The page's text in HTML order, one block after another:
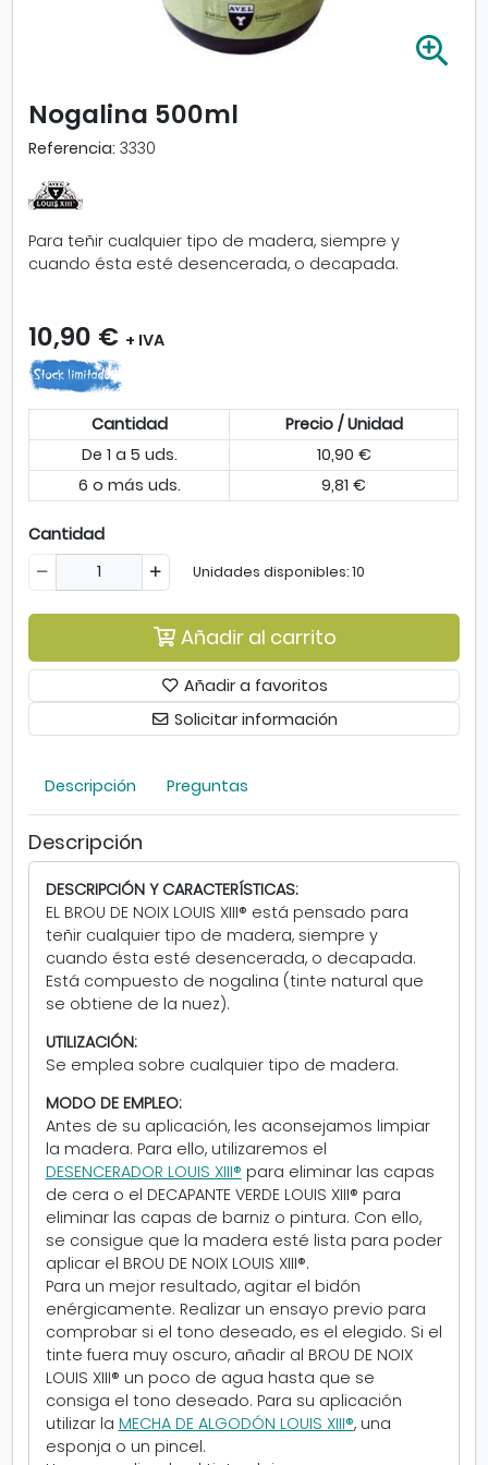
g
a
n
m
Nogalina 500ml
Referencia:3330
Para teñir cualquier tipo de madera, siempre y
cuando ésta esté desencerada, o decapada.
10,90 € + IVA
Cantidad
Precio / Unidad
De 1 a 5 uds.
10,90 €
6 o más uds.
9,81 €
Cantidad
Unidades disponibles: 10
Añadir al carrito
Añadir a favoritos
Solicitar información
Descripción Preguntas
Descripción
DESCRIPCIÓN Y CARACTERÍSTICAS:
EL BROU DE NOIX LOUIS XIII® está pensado para
teñir cualquier tipo de madera, siempre y
cuando ésta esté desencerada, o decapada.
Está compuesto de nogalina (tinte natural que
se obtiene de la nuez).
UTILIZACIÓN:
Se emplea sobre cualquier tipo de madera.
MODO DE EMPLEO:
Antes de su aplicación, les aconsejamos limpiar
la madera. Para ello, utilizaremos el
DESENCERADOR LOUIS XIII® para eliminar las capas
de cera o el DECAPANTE VERDE LOUIS XIII® para
eliminar las capas de barniz o pintura. Con ello,
se consigue que la madera esté lista para poder
aplicar el BROU DE NOIX LOUIS XIII®.
Para un mejor resultado, agitar el bidón
enérgicamente. Realizar un ensayo previo para
comprobar si el tono deseado, es el elegido. Si el
tinte fuera muy oscuro, añadir al BROU DE NOIX
LOUIS XIII® un poco de agua hasta que se
consiga el tono deseado. Para su aplicación
utilizar la MECHA DE ALGODÓN LOUIS XIII®, una
esponja o un pincel.